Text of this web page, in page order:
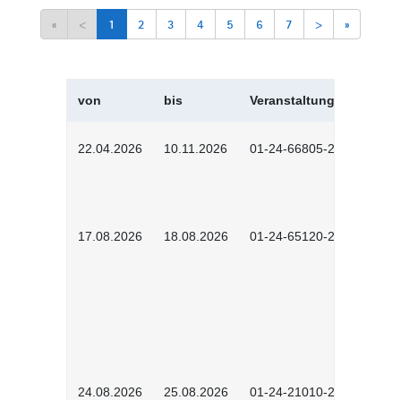
« < 1 2 3 4 5 6 7 > »
von bis Veranstaltungskürzel
22.04.2026 10.11.2026 01-24-66805-2601
17.08.2026 18.08.2026 01-24-65120-2601
24.08.2026 25.08.2026 01-24-21010-2602